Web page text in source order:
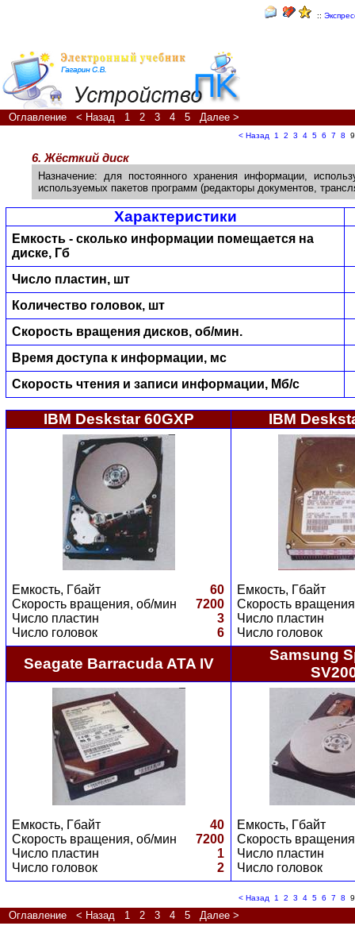
::
Оглавление < Назад 1 2 3 4 5 Далее >
< Назад 1 2 3 4 5 6 7 8 9
6. Жёсткий диск
Назначение: для постоянного хранения информации,
используемых пакетов программ (редакторы документов,
Характеристики
Емкость - сколько информации помещается на
диске, Гб
Число пластин, шт
Количество головок, шт
Скорость вращения дисков, об/мин.
Время доступа к информации, мс
Скорость чтения и записи информации, Мб/с
IBM Deskstar 60GXP IBM
Емкость, Гбайт
60
Скорость вращения, об/мин
7200
Число пластин
3
Число головок
6
Емкость, Гбайт
Скорость
Число пластин
Число головок
Seagate Barracuda ATA IV
Samsung
Емкость, Гбайт
40
Скорость вращения, об/мин
7200
Число пластин
1
Число головок
2
Емкость, Гбайт
Скорость
Число пластин
Число головок
< Назад 1 2 3 4 5 6 7 8 9
Оглавление < Назад 1 2 3 4 5 Далее >